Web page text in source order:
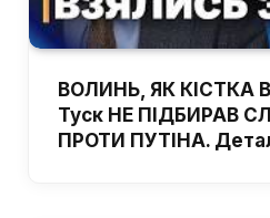
ВОЛИНЬ, ЯК КІСТКА
Туск НЕ ПІДБИРАВ
ПРОТИ ПУТІНА.